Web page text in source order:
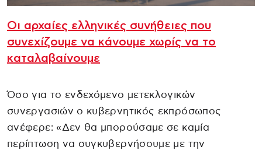
Οι αρχαίες ελληνικές συνήθειες που
συνεχίζουμε να κάνουμε χωρίς να το
καταλαβαίνουμε
Όσο για το ενδεχόμενο μετεκλογικών
συνεργασιών ο κυβερνητικός εκπρόσωπος
ανέφερε: «Δεν θα μπορούσαμε σε καμία
περίπτωση να συγκυβερνήσουμε με την